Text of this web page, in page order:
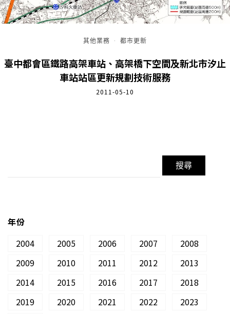
其他業務 · 都市更新
臺中都會區鐵路高架車站、高架橋下空間及新北市汐止
車站站區更新規劃技術服務
2011-05-10
年份
2004
2005 2006 2007
2008
2009
2010 2011 2012
2013
2014
2015 2016 2017
2018
2019
2020 2021 2022
2023